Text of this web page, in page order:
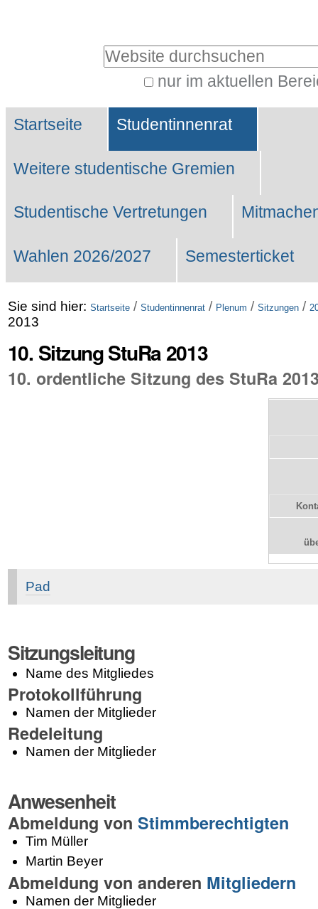
Website durchsuchen
nur im aktuellen
Suche…
Sektionen
Startseite Studentinnenrat
Weitere studentische Gremien
Studentische Vertretungen
Wahlen 2026/2027 Semesterticket
Sie sind hier: Startseite / Studentinnenrat / Plenum / Sitzungen /
2013
10. Sitzung StuRa 2013
10. ordentliche Sitzung des StuRa
Pad
Sitzungsleitung
Name des Mitgliedes
Protokollführung
Namen der Mitglieder
Redeleitung
Namen der Mitglieder
Anwesenheit
Abmeldung von Stimmberechtigten
Tim Müller
Martin Beyer
Abmeldung von anderen Mitgliedern
Namen der Mitglieder